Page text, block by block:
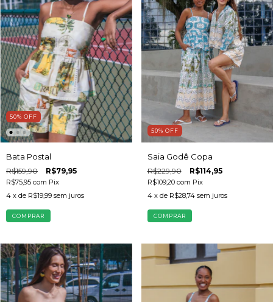
50% OFF
Bata Postal
R$159,90 R$79,95
R$75,95 com Pix
4 x de R$19,99 sem juros
COMPRAR
50% OFF
Saia Godê Copa
R$229,90 R$114,95
R$109,20 com Pix
4 x de R$28,74 sem juros
COMPRAR